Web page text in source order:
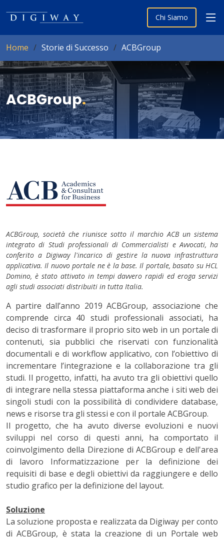
Chi Siamo
Home Storie di Successo ACBGroup
ACBGroup.
ACBGroup, società che riunisce sotto il marchio ACB un sistema
integrato di Studi professionali di Commercialisti e Avvocati, ha
conferito a Digiway l'incarico di gestire la nuova infrastruttura
applicativa. Il nuovo portale ne è la base. Il portale, basato su HCL
Domino, è stato attivato in tempi davvero rapidi ed eroga servizi
agli studi associati distribuiti in tutta Italia.
A partire dall’anno 2019 ACBGroup, associazione che
comprende circa 40 studi professionali associati, ha
deciso di trasformare il proprio sito web in un portale di
contenuti, sia pubblici che riservati con funzionalità
documentali e di workflow applicativo, con l’obiettivo di
incrementare l’integrazione e la collaborazione tra gli
studi. Il progetto, infatti, ha avuto tra gli obiettivi quello
di integrare nella stessa piattaforma anche i siti web dei
singoli studi con la possibilità di condividere database,
news e risorse tra gli stessi e con il portale ACBGroup.
Il progetto, che ha avuto diverse evoluzioni e nuovi
sviluppi nel corso di questi anni, ha comportato il
coinvolgimento della Direzione di ACBGroup e dell'area
di lavoro Informatizzazione per la definizione dei
requisiti di base e degli obiettivi da raggiungere e dello
studio grafico per la definizione del layout.
Soluzione
La soluzione proposta e realizzata da Digiway per conto
di ACBGroup, è stata la creazione di un Portale web